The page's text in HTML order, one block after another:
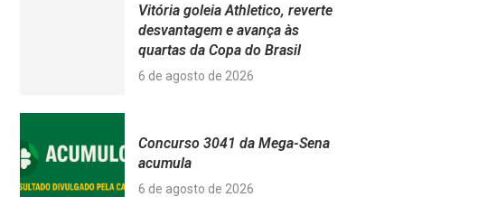
Vitória goleia Athletico, reverte
desvantagem e avança às
quartas da Copa do Brasil
6 de agosto de 2026
Concurso 3041 da Mega-Sena
acumula
6 de agosto de 2026